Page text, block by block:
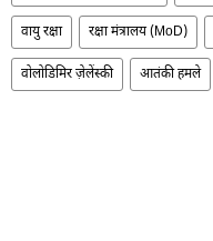
वायु रक्षा रक्षा मंत्रालय (MoD)
वोलोडिमिर ज़ेलेंस्की आतंकी हमले